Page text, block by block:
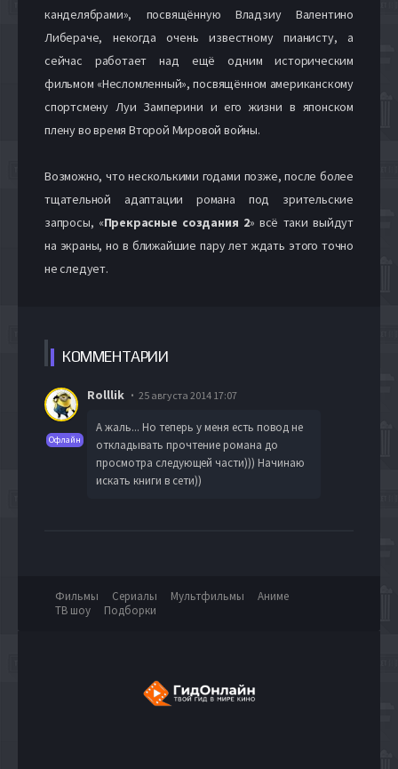
канделябрами», посвящённую Владзиу Валентино
Либераче, некогда очень известному пианисту, а
сейчас работает над ещё одним историческим
фильмом «Несломленный», посвящённом американскому
спортсмену Луи Замперини и его жизни в японском
плену во время Второй Мировой войны.
Возможно, что несколькими годами позже, после более
тщательной адаптации романа под зрительские
запросы, «Прекрасные создания 2» всё таки выйдут
на экраны, но в ближайшие пару лет ждать этого точно
не следует.
КОММЕНТАРИИ
Офлайн
Rolllik 25 августа 2014 17:07
А жаль... Но теперь у меня есть повод не
откладывать прочтение романа до
просмотра следующей части))) Начинаю
искать книги в сети))
Фильмы Сериалы Мультфильмы
Аниме
ТВ шоу
Подборки